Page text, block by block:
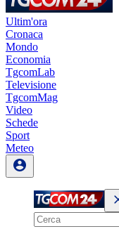
Ultim'ora
Cronaca
Mondo
Economia
TgcomLab
Televisione
TgcomMag
Video
Schede
Sport
Meteo